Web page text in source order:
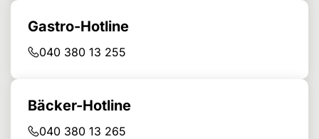
Gastro-Hotline
040 380 13 255
Bäcker-Hotline
040 380 13 265